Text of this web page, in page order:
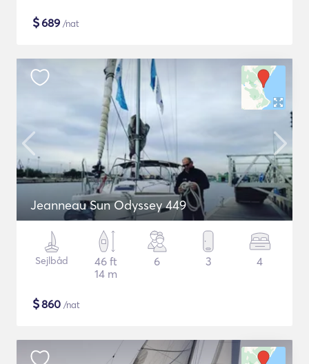
$689 /nat
Jeanneau Sun Odyssey 449
Sejlbåd
46 ft
14 m
6 3 4
$860 /nat